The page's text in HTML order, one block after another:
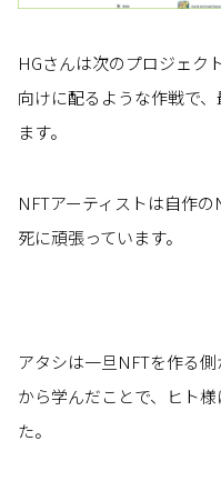
HGさんは次のプロジェク
向けに配るような作戦で
ます。
NFTアーティストは自作
死に頑張っています。
アタシは一旦NFTを作る
から学んだことで、ヒト
た。